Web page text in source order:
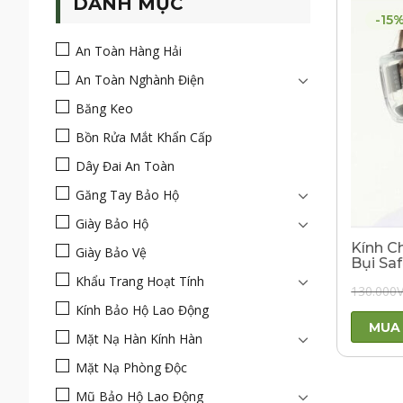
An Toàn Hàng Hải
An Toàn Nghành Điện
Băng Keo
Bồn Rửa Mắt Khẩn Cấp
Dây Đai An Toàn
Găng Tay Bảo Hộ
Giày Bảo Hộ
Giày Bảo Vệ
Khẩu Trang Hoạt Tính
Kính Bảo Hộ Lao Động
Mặt Nạ Hàn Kính Hàn
Mặt Nạ Phòng Độc
Mũ Bảo Hộ Lao Động
-15%
Kính
Bụi
130.000
MUA